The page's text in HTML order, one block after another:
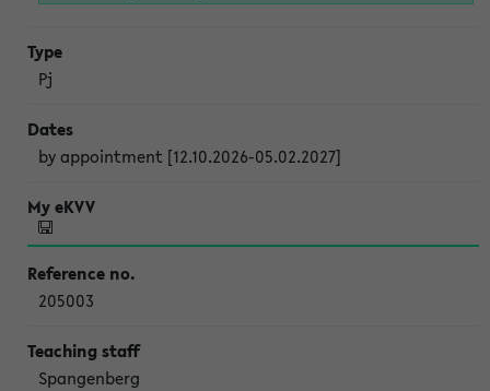
Pj
by appointment [12.10.2026-05.02.2027]
205003
Spangenberg